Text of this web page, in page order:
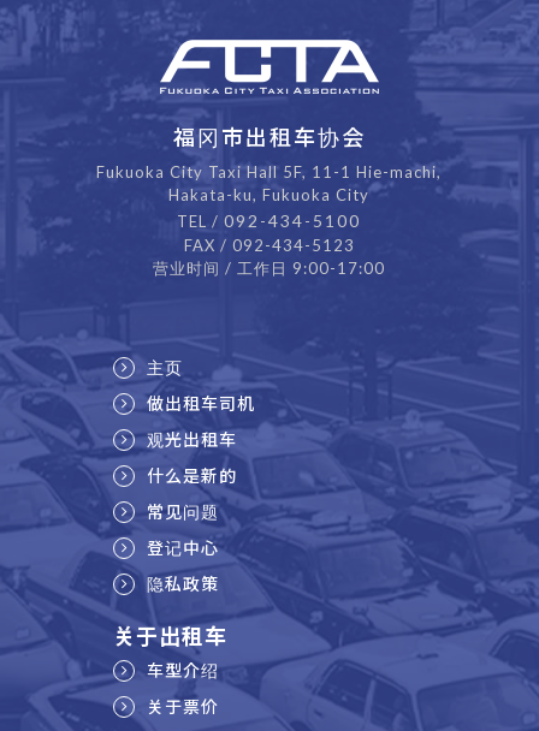
福冈市出租车协会
Fukuoka City Taxi Hall 5F, 11-1 Hie-machi,
Hakata-ku, Fukuoka City
TEL /092-434-5100
FAX / 092-434-5123
营业时间 / 工作日 9:00-17:00
主页
做出租车司机
观光出租车
什么是新的
常见问题
登记中心
隐私政策
关于出租车
车型介绍
关于票价